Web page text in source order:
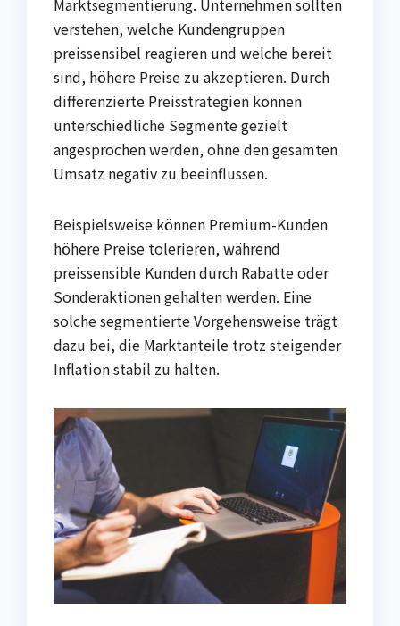
Marktsegmentierung. Unternehmen sollten
verstehen, welche Kundengruppen
preissensibel reagieren und welche bereit
sind, höhere Preise zu akzeptieren. Durch
differenzierte Preisstrategien können
unterschiedliche Segmente gezielt
angesprochen werden, ohne den gesamten
Umsatz negativ zu beeinflussen.
Beispielsweise können Premium-Kunden
höhere Preise tolerieren, während
preissensible Kunden durch Rabatte oder
Sonderaktionen gehalten werden. Eine
solche segmentierte Vorgehensweise trägt
dazu bei, die Marktanteile trotz steigender
Inflation stabil zu halten.